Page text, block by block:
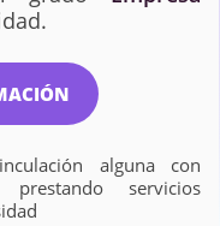
alguna con
servicios